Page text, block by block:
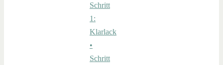
Schritt
1:
Klarlack
•
Schritt